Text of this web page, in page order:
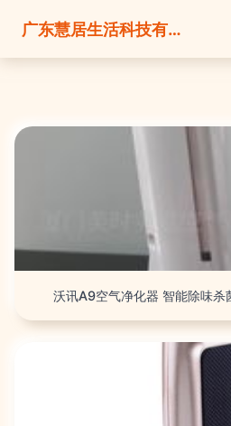
广东慧居生活科技有限公司
沃讯A9空气净化器 智能除味杀